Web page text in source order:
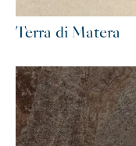
Terra di Matera